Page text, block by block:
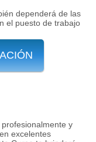
dependerá de las
el puesto de trabajo
y
excelentes